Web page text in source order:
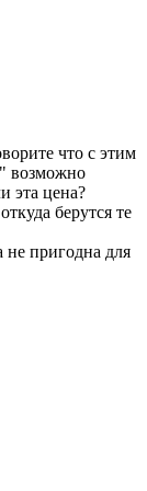
что с этим
возможно
эта цена?
берутся те
пригодна для